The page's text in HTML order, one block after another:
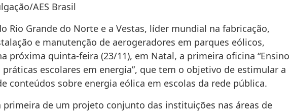
AES Brasil
Rio Grande do Norte e a Vestas, líder mundial na fabricação,
e manutenção de aerogeradores em parques eólicos,
próxima quinta-feira (23/11), em Natal, a primeira oficina “Ensino
escolares em energia”, que tem o objetivo de estimular a
conteúdos sobre energia eólica em escolas da rede pública.
primeira de um projeto conjunto das instituições nas áreas de